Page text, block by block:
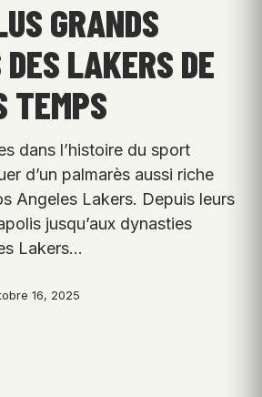
GRANDS
LAKERS DE
TEMPS
dans l’histoire du sport
d’un palmarès aussi riche
Angeles Lakers. Depuis leurs
jusqu’aux dynasties
Lakers…
16, 2025